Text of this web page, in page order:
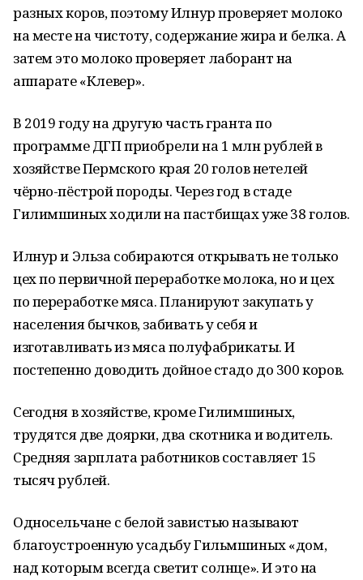
разных коров, поэтому Илнур проверяет молоко
на месте на чистоту, содержание жира и белка. А
затем это молоко проверяет лаборант на
аппарате «Клевер».
В 2019 году на другую часть гранта по
программе ДГП приобрели на 1 млн рублей в
хозяйстве Пермского края 20 голов нетелей
чёрно-пёстрой породы. Через год в стаде
Гилимшиных ходили на пастбищах уже 38 голов.
Илнур и Эльза собираются открывать не только
цех по первичной переработке молока, но и цех
по переработке мяса. Планируют закупать у
населения бычков, забивать у себя и
изготавливать из мяса полуфабрикаты. И
постепенно доводить дойное стадо до 300 коров.
Сегодня в хозяйстве, кроме Гилимшиных,
трудятся две доярки, два скотника и водитель.
Средняя зарплата работников составляет 15
тысяч рублей.
Односельчане с белой завистью называют
благоустроенную усадьбу Гильмшиных «дом,
над которым всегда светит солнце». И это на